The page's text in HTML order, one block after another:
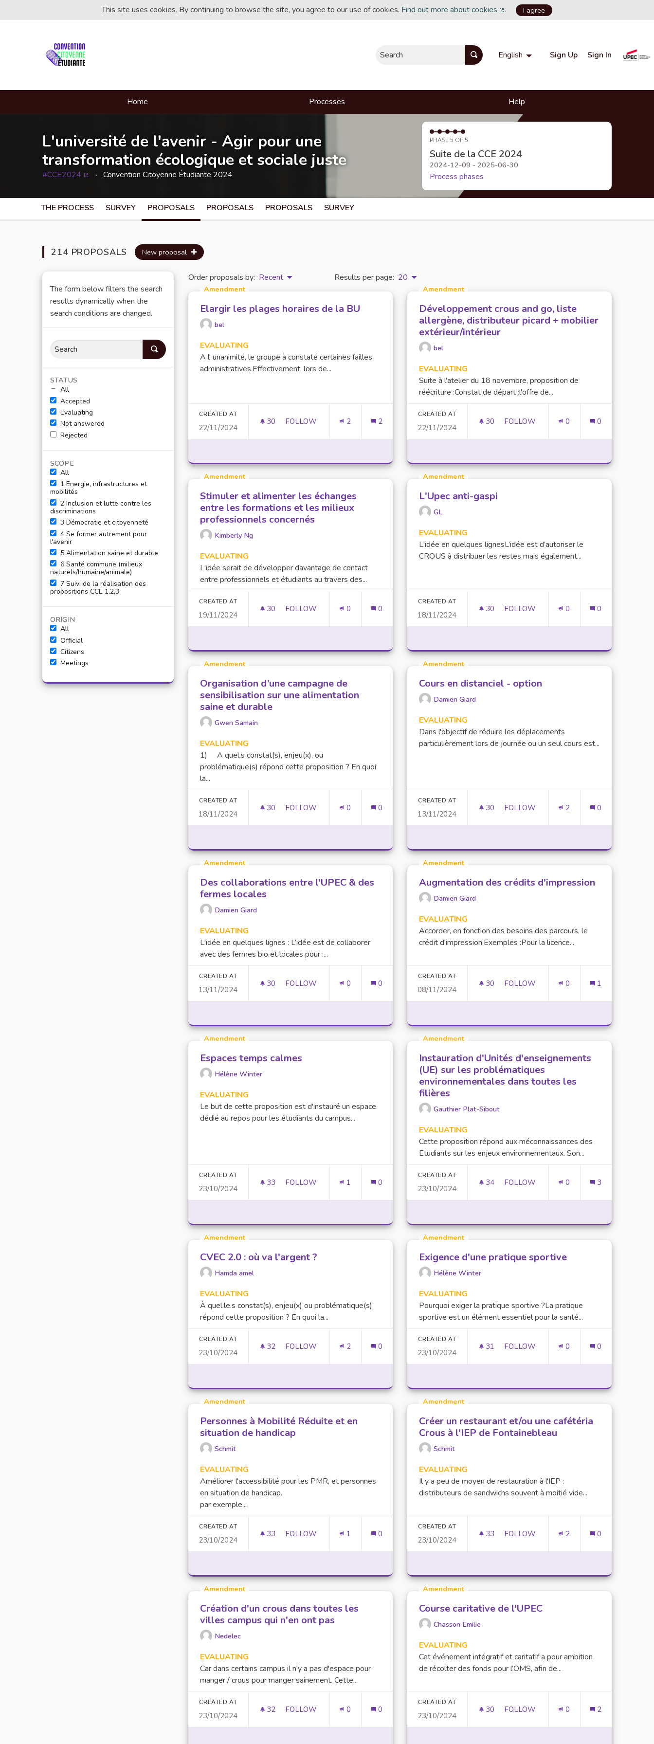
This site uses cookies. By continuing to browse the site, you agree to our use of cookies. Find out more about cookies
(External link)
. I agree
Search English Choisir la langue Choose language
Sign Up Sign In
Home Processes Help
L'université de l'avenir - Agir pour une
transformation écologique et sociale juste
#CCE2024 Convention Citoyenne Étudiante 2024
PHASE 5 OF 5
Suite de la CCE 2024
2024-12-09 - 2025-06-30
Process phases
THE PROCESS SURVEY PROPOSALS PROPOSALS PROPOSALS SURVEY
214 PROPOSALS New proposal
The form below filters the search
results dynamically when the
search conditions are changed.
STATUS
All
Accepted
Evaluating
Not answered
Rejected
SCOPE
All
1 Energie, infrastructures et
mobilités
2 Inclusion et lutte contre les
discriminations
3 Démocratie et citoyenneté
4 Se former autrement pour
l'avenir
5 Alimentation saine et durable
6 Santé commune (milieux
naturels/humaine/animale)
7 Suivi de la réalisation des
propositions CCE 1,2,3
ORIGIN
All
Official
Citizens
Meetings
Order proposals by: Recent Results per page: 20
Amendment
Elargir les plages horaires de la BU
bel
EVALUATING
A l' unanimité, le groupe à constaté certaines failles
administratives.Effectivement, lors de...
CREATED AT
22/11/2024
30 30 FOLLOWERS
FOLLOW
ELARGIR LES PLAGES HORAIRES DE LA BU
2 2
Amendment
Développement crous and go, liste
allergène, distributeur picard + mobilier
extérieur/intérieur
bel
EVALUATING
Suite à l'atelier du 18 novembre, proposition de
réécriture :Constat de départ :l'offre de...
CREATED AT
22/11/2024
30 30 FOLLOWERS
FOLLOW 0 0
Amendment
Stimuler et alimenter les échanges
entre les formations et les milieux
professionnels concernés
Kimberly Ng
EVALUATING
L'idée serait de développer davantage de contact
entre professionnels et étudiants au travers des...
CREATED AT
19/11/2024
30 30 FOLLOWERS
FOLLOW
STIMULER ET ALIMENTER LES ÉCHANGES ENTRE LES FORMATIONS ET LES MILIEUX PROFESSIONNELS
0 0
Amendment
L'Upec anti-gaspi
GL
EVALUATING
L'idée en quelques lignesL’idée est d’autoriser le
CROUS à distribuer les restes mais également...
CREATED AT
18/11/2024
30 30 FOLLOWERS
FOLLOW 0 0
Amendment
Organisation d’une campagne de
sensibilisation sur une alimentation
saine et durable
Gwen Samain
EVALUATING
1) A quel.s constat(s), enjeu(x), ou
problématique(s) répond cette proposition ? En quoi
la...
CREATED AT
18/11/2024
30 30 FOLLOWERS
FOLLOW
ORGANISATION D’UNE CAMPAGNE DE SENSIBILISATION SUR UNE ALIMENTATION SAINE ET DURABLE
0 0
Amendment
Cours en distanciel - option
Damien Giard
EVALUATING
Dans l'objectif de réduire les déplacements
particulièrement lors de journée ou un seul cours est...
CREATED AT
13/11/2024
30 30 FOLLOWERS
FOLLOW 2 0
Amendment
Des collaborations entre l'UPEC & des
fermes locales
Damien Giard
EVALUATING
L'idée en quelques lignes : L’idée est de collaborer
avec des fermes bio et locales pour :...
CREATED AT
13/11/2024
30 30 FOLLOWERS
FOLLOW
DES COLLABORATIONS ENTRE L'UPEC & DES FERMES LOCALES
0 0
Amendment
Augmentation des crédits d'impression
Damien Giard
EVALUATING
Accorder, en fonction des besoins des parcours, le
crédit d'impression.Exemples :Pour la licence...
CREATED AT
08/11/2024
30 30 FOLLOWERS
FOLLOW 0 1
Amendment
Espaces temps calmes
Hélène Winter
EVALUATING
Le but de cette proposition est d'instauré un espace
dédié au repos pour les étudiants du campus...
CREATED AT
23/10/2024
33 33 FOLLOWERS
FOLLOW 1 0
Amendment
Instauration d'Unités d'enseignements
(UE) sur les problématiques
environnementales dans toutes les
filières
Gauthier Plat-Sibout
EVALUATING
Cette proposition répond aux méconnaissances des
Etudiants sur les enjeux environnementaux. Son...
CREATED AT
23/10/2024
34 34 FOLLOWERS
FOLLOW 0 3
Amendment
CVEC 2.0 : où va l'argent ?
Hamda amel
EVALUATING
À quel.le.s constat(s), enjeu(x) ou problématique(s)
répond cette proposition ? En quoi la...
CREATED AT
23/10/2024
32 32 FOLLOWERS
FOLLOW 2 0
Amendment
Exigence d'une pratique sportive
Hélène Winter
EVALUATING
Pourquoi exiger la pratique sportive ?La pratique
sportive est un élément essentiel pour la santé...
CREATED AT
23/10/2024
31 31 FOLLOWERS
FOLLOW 0 0
Amendment
Personnes à Mobilité Réduite et en
situation de handicap
Schmit
EVALUATING
Améliorer l'accessibilité pour les PMR, et personnes
en situation de handicap.
par exemple...
CREATED AT
23/10/2024
33 33 FOLLOWERS
FOLLOW
PERSONNES À MOBILITÉ RÉDUITE ET EN SITUATION DE HANDICAP
1 0
Amendment
Créer un restaurant et/ou une cafétéria
Crous à l'IEP de Fontainebleau
Schmit
EVALUATING
Il y a peu de moyen de restauration à l'IEP :
distributeurs de sandwichs souvent à moitié vide...
CREATED AT
23/10/2024
33 33 FOLLOWERS
FOLLOW 2 0
Amendment
Création d'un crous dans toutes les
villes campus qui n'en ont pas
Nedelec
EVALUATING
Car dans certains campus il n'y a pas d'espace pour
manger / crous pour manger sainement. Cette...
CREATED AT
23/10/2024
32 32 FOLLOWERS
FOLLOW
CRÉATION D'UN CROUS DANS TOUTES LES VILLES CAMPUS QUI N'EN ONT PAS
0 0
Amendment
Course caritative de l'UPEC
Chasson Emilie
EVALUATING
Cet événement intégratif et caritatif a pour ambition
de récolter des fonds pour l’OMS, afin de...
CREATED AT
23/10/2024
30 30 FOLLOWERS
FOLLOW 0 2